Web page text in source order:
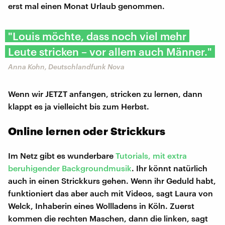
erst mal einen Monat Urlaub genommen.
"Louis möchte, dass noch viel mehr
Leute stricken – vor allem auch Männer."
Anna Kohn, Deutschlandfunk Nova
Wenn wir JETZT anfangen, stricken zu lernen, dann
klappt es ja vielleicht bis zum Herbst.
Online lernen oder Strickkurs
Im Netz gibt es wunderbare Tutorials, mit extra
beruhigender Backgroundmusik. Ihr könnt natürlich
auch in einen Strickkurs gehen. Wenn ihr Geduld habt,
funktioniert das aber auch mit Videos, sagt Laura von
Welck, Inhaberin eines Wollladens in Köln. Zuerst
kommen die rechten Maschen, dann die linken, sagt